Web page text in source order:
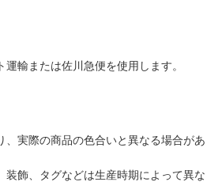
輸または佐川急便を使用します。
実際の商品の色合いと異なる場合があ
飾、タグなどは生産時期によって異な